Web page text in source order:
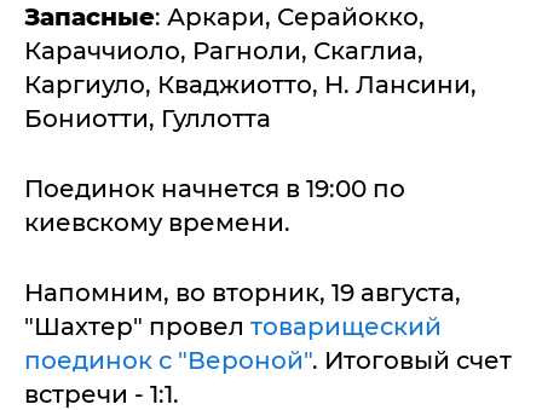
Запасные: Аркари, Серайокко,
Караччиоло, Рагноли, Скаглиа,
Каргиуло, Кваджиотто, Н. Лансини,
Бониотти, Гуллотта
Поединок начнется в 19:00 по
киевскому времени.
Напомним, во вторник, 19 августа,
"Шахтер" провел товарищеский
поединок с "Вероной". Итоговый счет
встречи - 1:1.